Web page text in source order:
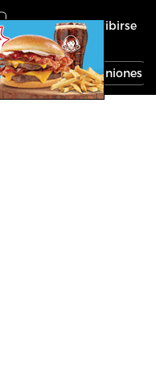
Inscribirse
Economía Opiniones